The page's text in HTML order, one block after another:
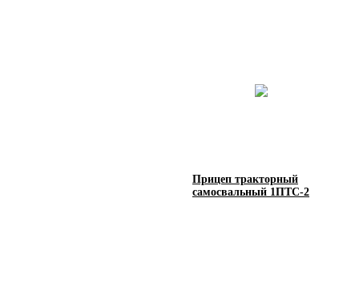
Прицеп тракторный
самосвальный 1ПТС-2